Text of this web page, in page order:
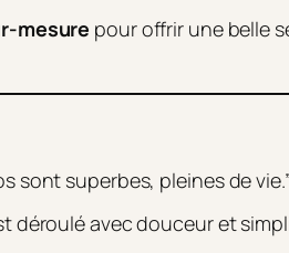
mesure pour offrir une belle
sont superbes, pleines de
avec douceur et